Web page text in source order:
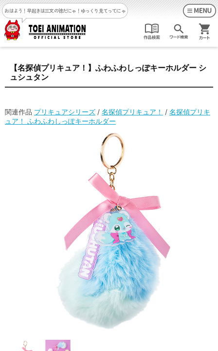
おはよう！早起きは三文の徳だにゃ！ ゆっくり見てってにゃ
【名探偵プリキュア！】ふわふわしっぽキーホルダー シ
ュシュタン
関連作品 プリキュアシリーズ / 名探偵プリキュア！ / 名探偵プリキ
ュア！ ふわふわしっぽキーホルダー